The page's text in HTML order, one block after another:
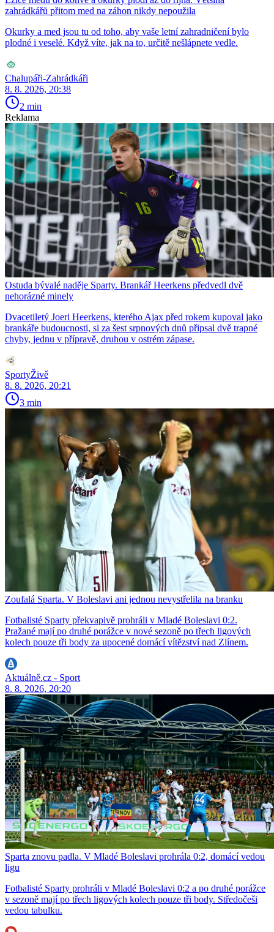
zahrádkářů přitom med na záhon nikdy nepoužila
Okurky a med jsou tu od toho, aby vaše letní zahradničení bylo
plodné i veselé. Když víte, jak na to, určitě nešlápnete vedle.
Chalupáři-Zahrádkáři
8. 8. 2026, 20:38
2 min
Reklama
Ostuda bývalé naděje Sparty. Brankář Heerkens předvedl dvě
nehorázné minely
Dvacetiletý Joeri Heerkens, kterého Ajax před rokem kupoval jako
brankáře budoucnosti, si za šest srpnových dnů připsal dvě trapné
chyby, jednu v přípravě, druhou v ostrém zápase.
SportyŽivě
8. 8. 2026, 20:21
3 min
Zoufalá Sparta. V Boleslavi ani jednou nevystřelila na branku
Fotbalisté Sparty překvapivě prohráli v Mladé Boleslavi 0:2.
Pražané mají po druhé porážce v nové sezoně po třech ligových
kolech pouze tři body za upocené domácí vítězství nad Zlínem.
Aktuálně.cz - Sport
8. 8. 2026, 20:20
Sparta znovu padla. V Mladé Boleslavi prohrála 0:2, domácí vedou
ligu
Fotbalisté Sparty prohráli v Mladé Boleslavi 0:2 a po druhé porážce
v sezoně mají po třech ligových kolech pouze tři body. Středočeši
vedou tabulku.